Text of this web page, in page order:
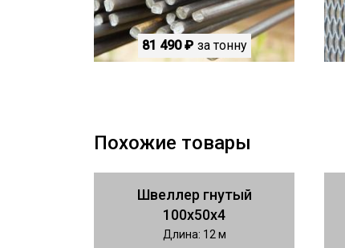
81 490 ₽ за тонну
Похожие товары
Швеллер гнутый
100х50х4
Длина: 12 м